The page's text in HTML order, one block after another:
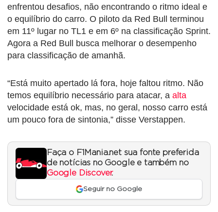
enfrentou desafios, não encontrando o ritmo ideal e
o equilíbrio do carro. O piloto da Red Bull terminou
em 11º lugar no TL1 e em 6º na classificação Sprint.
Agora a Red Bull busca melhorar o desempenho
para classificação de amanhã.
“Está muito apertado lá fora, hoje faltou ritmo. Não
temos equilíbrio necessário para atacar, a alta
velocidade está ok, mas, no geral, nosso carro está
um pouco fora de sintonia,” disse Verstappen.
Faça o F1Mania.net sua fonte preferida
de notícias no Google e também no
Google Discover.
Seguir no Google